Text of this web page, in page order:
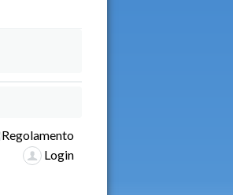
Regolamento
Login